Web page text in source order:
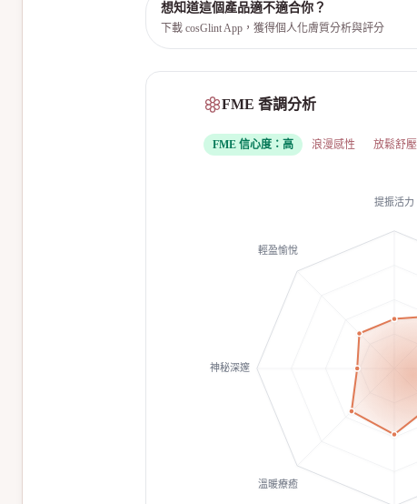
想知道這個產品適不適合你？
下載 cosGlint App，獲得個人化膚質分析與評分
FME 香調分析
FME 信心度： 高 浪漫感性 放鬆舒壓
提振活力
溫暖療癒
神秘深邃
輕盈愉悅